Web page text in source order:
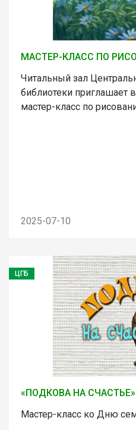
МАСТЕР-КЛАСС ПО
Читальный зал
библиотеки приглашает
мастер-класс по
2025-07-10
ЦГБ
«ПОДКОВА НА СЧАСТЬЕ»
Мастер-класс ко Дню